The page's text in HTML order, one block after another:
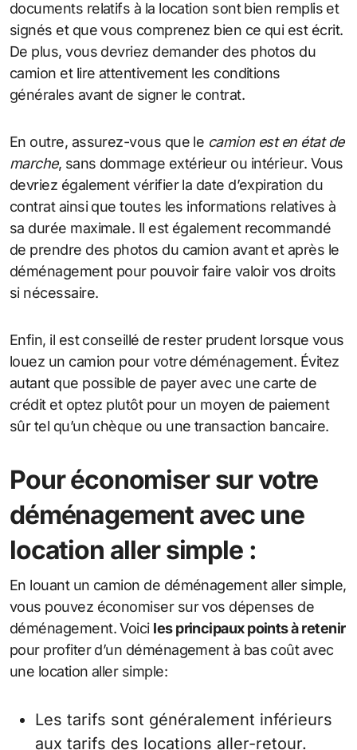
documents relatifs à la location sont bien remplis et
signés et que vous comprenez bien ce qui est écrit.
De plus, vous devriez demander des photos du
camion et lire attentivement les conditions
générales avant de signer le contrat.
En outre, assurez-vous que le camion est en état de
marche, sans dommage extérieur ou intérieur. Vous
devriez également vérifier la date d’expiration du
contrat ainsi que toutes les informations relatives à
sa durée maximale. Il est également recommandé
de prendre des photos du camion avant et après le
déménagement pour pouvoir faire valoir vos droits
si nécessaire.
Enfin, il est conseillé de rester prudent lorsque vous
louez un camion pour votre déménagement. Évitez
autant que possible de payer avec une carte de
crédit et optez plutôt pour un moyen de paiement
sûr tel qu’un chèque ou une transaction bancaire.
Pour économiser sur votre
déménagement avec une
location aller simple :
En louant un camion de déménagement aller simple,
vous pouvez économiser sur vos dépenses de
déménagement. Voici les principaux points à retenir
pour profiter d’un déménagement à bas coût avec
une location aller simple:
Les tarifs sont généralement inférieurs
aux tarifs des locations aller-retour.